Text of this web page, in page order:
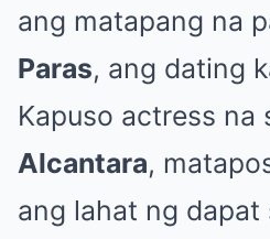
ang matapang na
Paras, ang dating
Kapuso actress na
Alcantara,
ang lahat ng dapat